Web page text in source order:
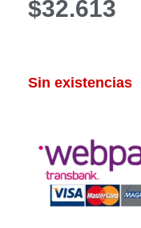
$32.613
Sin existencias